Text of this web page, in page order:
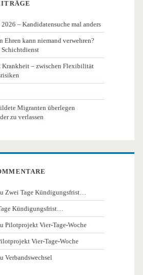
– Kandidatensuche mal anders
Ehren kann niemand verwehren?
Schichtdienst
Krankheit – zwischen Flexibilität
Migranten überlegen
zu verlassen
Zwei Tage Kündigungsfrist…
Kündigungsfrist…
Pilotprojekt Vier-Tage-Woche
Vier-Tage-Woche
Verbandswechsel